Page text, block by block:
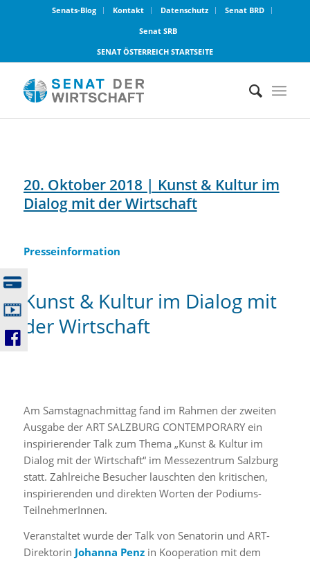
Senats-Blog Kontakt Datenschutz
Senat BRD
Senat SRB
SENAT ÖSTERREICH STARTSEITE
20. Oktober 2018 | Kunst & Kultur im
Dialog mit der Wirtschaft
Presseinformation
Kunst & Kultur im Dialog mit
der Wirtschaft
Am Samstagnachmittag fand im Rahmen der zweiten
Ausgabe der ART SALZBURG CONTEMPORARY ein
inspirierender Talk zum Thema „Kunst & Kultur im
Dialog mit der Wirtschaft“ im Messezentrum Salzburg
statt. Zahlreiche Besucher lauschten den kritischen,
inspirierenden und direkten Worten der Podiums-
TeilnehmerInnen.
Veranstaltet wurde der Talk von Senatorin und ART-
Direktorin Johanna Penzin Kooperation mit dem